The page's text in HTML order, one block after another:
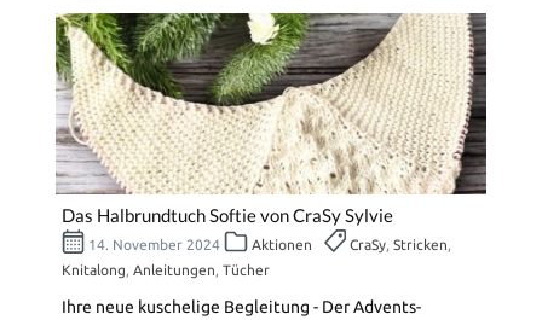
Das Halbrundtuch Softie von CraSy Sylvie
14. November 2024 Aktionen CraSy, Stricken
Knitalong
Anleitungen Tücher
Ihre neue kuschelige Begleitung - Der Advents-